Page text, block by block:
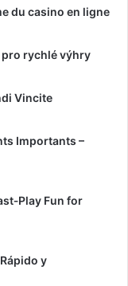
du casino en ligne
pro rychlé výhry
Vincite
Importants –
Fun for
y